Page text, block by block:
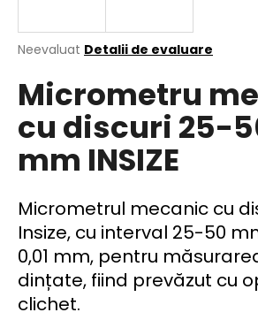
Evaluarea
a
produsului
0,0
din
5
Neevaluat Detalii de evaluare
Micrometru
cu discuri 25-
mm INSIZE
Micrometrul mecanic cu
Insize, cu interval 25-50
0,01 mm, pentru
dințate, fiind prevăzut cu
clichet.
ă
e
c
o
a
n
d
ă
m